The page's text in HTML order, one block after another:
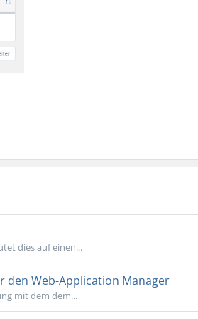
dies auf einen...
den Web-Application Manager
mit dem dem...